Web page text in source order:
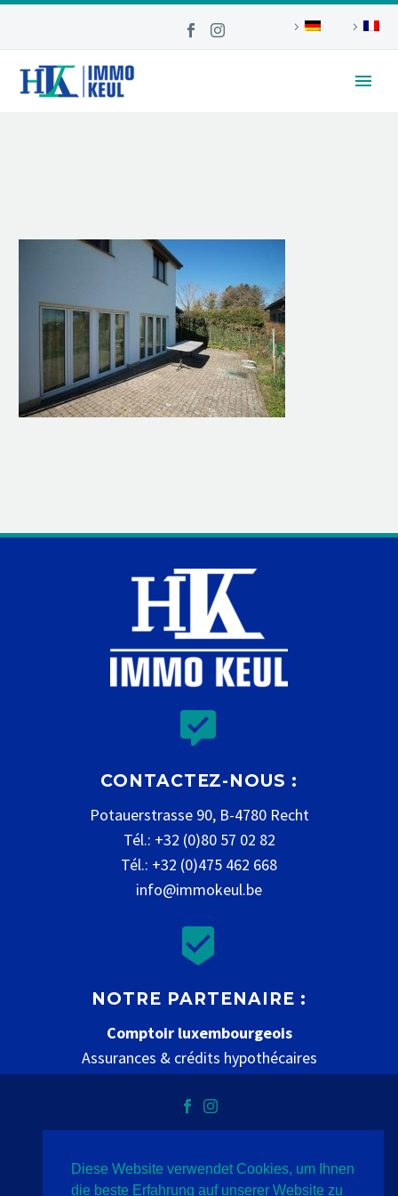


CONTACTEZ-NOUS :
Potauerstrasse 90, B-4780 Recht
Tél.: +32 (0)80 57 02 82
Tél.: +32 (0)475 462 668
info@immokeul.be


NOTRE PARTENAIRE :
Comptoir luxembourgeois
Assurances & crédits hypothécaires
Datenschutz Impressum Kontakt
Diese Website verwendet Cookies, um Ihnen
die beste Erfahrung auf unserer Website zu